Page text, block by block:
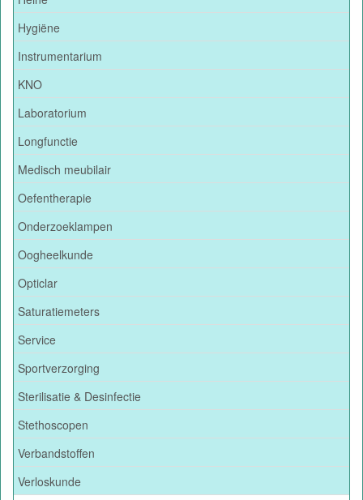
Hygiëne
Instrumentarium
KNO
Laboratorium
Longfunctie
Medisch meubilair
Oefentherapie
Onderzoeklampen
Oogheelkunde
Opticlar
Saturatiemeters
Service
Sportverzorging
Sterilisatie & Desinfectie
Stethoscopen
Verbandstoffen
Verloskunde